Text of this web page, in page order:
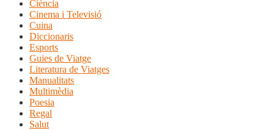
Ciència
Cinema i Televisió
Cuina
Diccionaris
Esports
Guies de Viatge
Literatura de Viatges
Manualitats
Multimèdia
Poesia
Regal
Salut